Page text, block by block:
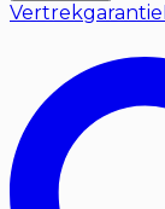
Vertrekgarantie